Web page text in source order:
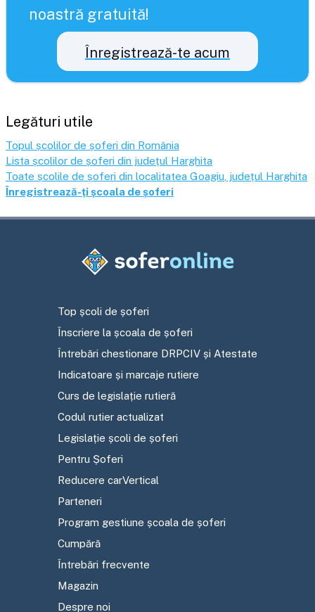
noastră gratuită!
Înregistrează-te acum
Legături utile
Topul școlilor de șoferi din România
Lista școlilor de șoferi din județul Harghita
Toate școlile de șoferi din localitatea Goagiu , județul Harghita
Înregistrează-ți școala de șoferi
Top școli de șoferi
Înscriere la școala de șoferi
Întrebări chestionare DRPCIV și Atestate
Indicatoare și marcaje rutiere
Curs de legislație rutieră
Codul rutier actualizat
Legislație școli de șoferi
Pentru Șoferi
Reducere carVertical
Parteneri
Program gestiune școala de șoferi
Cumpără
Întrebări frecvente
Magazin
Despre noi